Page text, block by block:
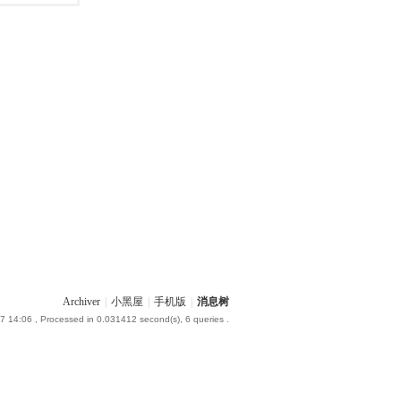
Archiver 小黑屋 手机版 消息树
14:06 , Processed in 0.031412 second(s), 6 queries .